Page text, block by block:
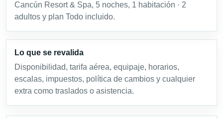
Cancún Resort & Spa, 5 noches, 1 habitación · 2
adultos y plan Todo incluido.
Lo que se revalida
Disponibilidad, tarifa aérea, equipaje, horarios,
escalas, impuestos, política de cambios y cualquier
extra como traslados o asistencia.